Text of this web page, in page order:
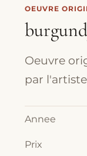
OEUVRE
Oeuvre
par
Annee
Prix